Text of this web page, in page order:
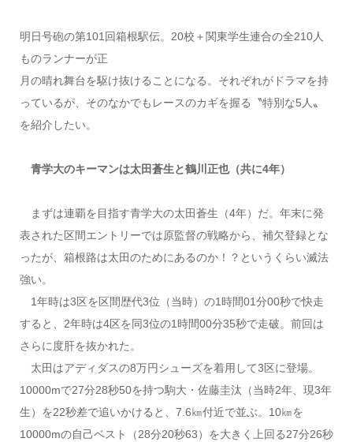
明日号砲の第101回箱根駅伝。20校＋関東学生連合の全210人
ものランナーが正
月の晴れ舞台を駆け抜けることになる。それぞれがドラマを持
っているが、そのなかでもレースのカギを握る〝特別な5人〟
を紹介したい。
青学大のキーマンは太田蒼生と鶴川正也（共に4年）
まずは連覇を目指す青学大の太田蒼生（4年）だ。年末に発
表された区間エントリーでは原監督の戦略から、補欠登録とな
ったが、箱根路は太田のためにあるのか！？というくらい滅法
強い。
1年時は3区を区間歴代3位（当時）の1時間01分00秒で快走
すると、2年時は4区を同3位の1時間00分35秒で走破。前回は
さらに度肝を抜かれた。
太田はアディダスの8万円シューズを着用して3区に登場。
10000mで27分28秒50を持つ駒大・佐藤圭汰（当時2年、現3年
生）を22秒差で追いかけると、7.6㎞付近で並ぶ。10㎞を
10000mの自己ベスト（28分20秒63）を大きく上回る27分26秒